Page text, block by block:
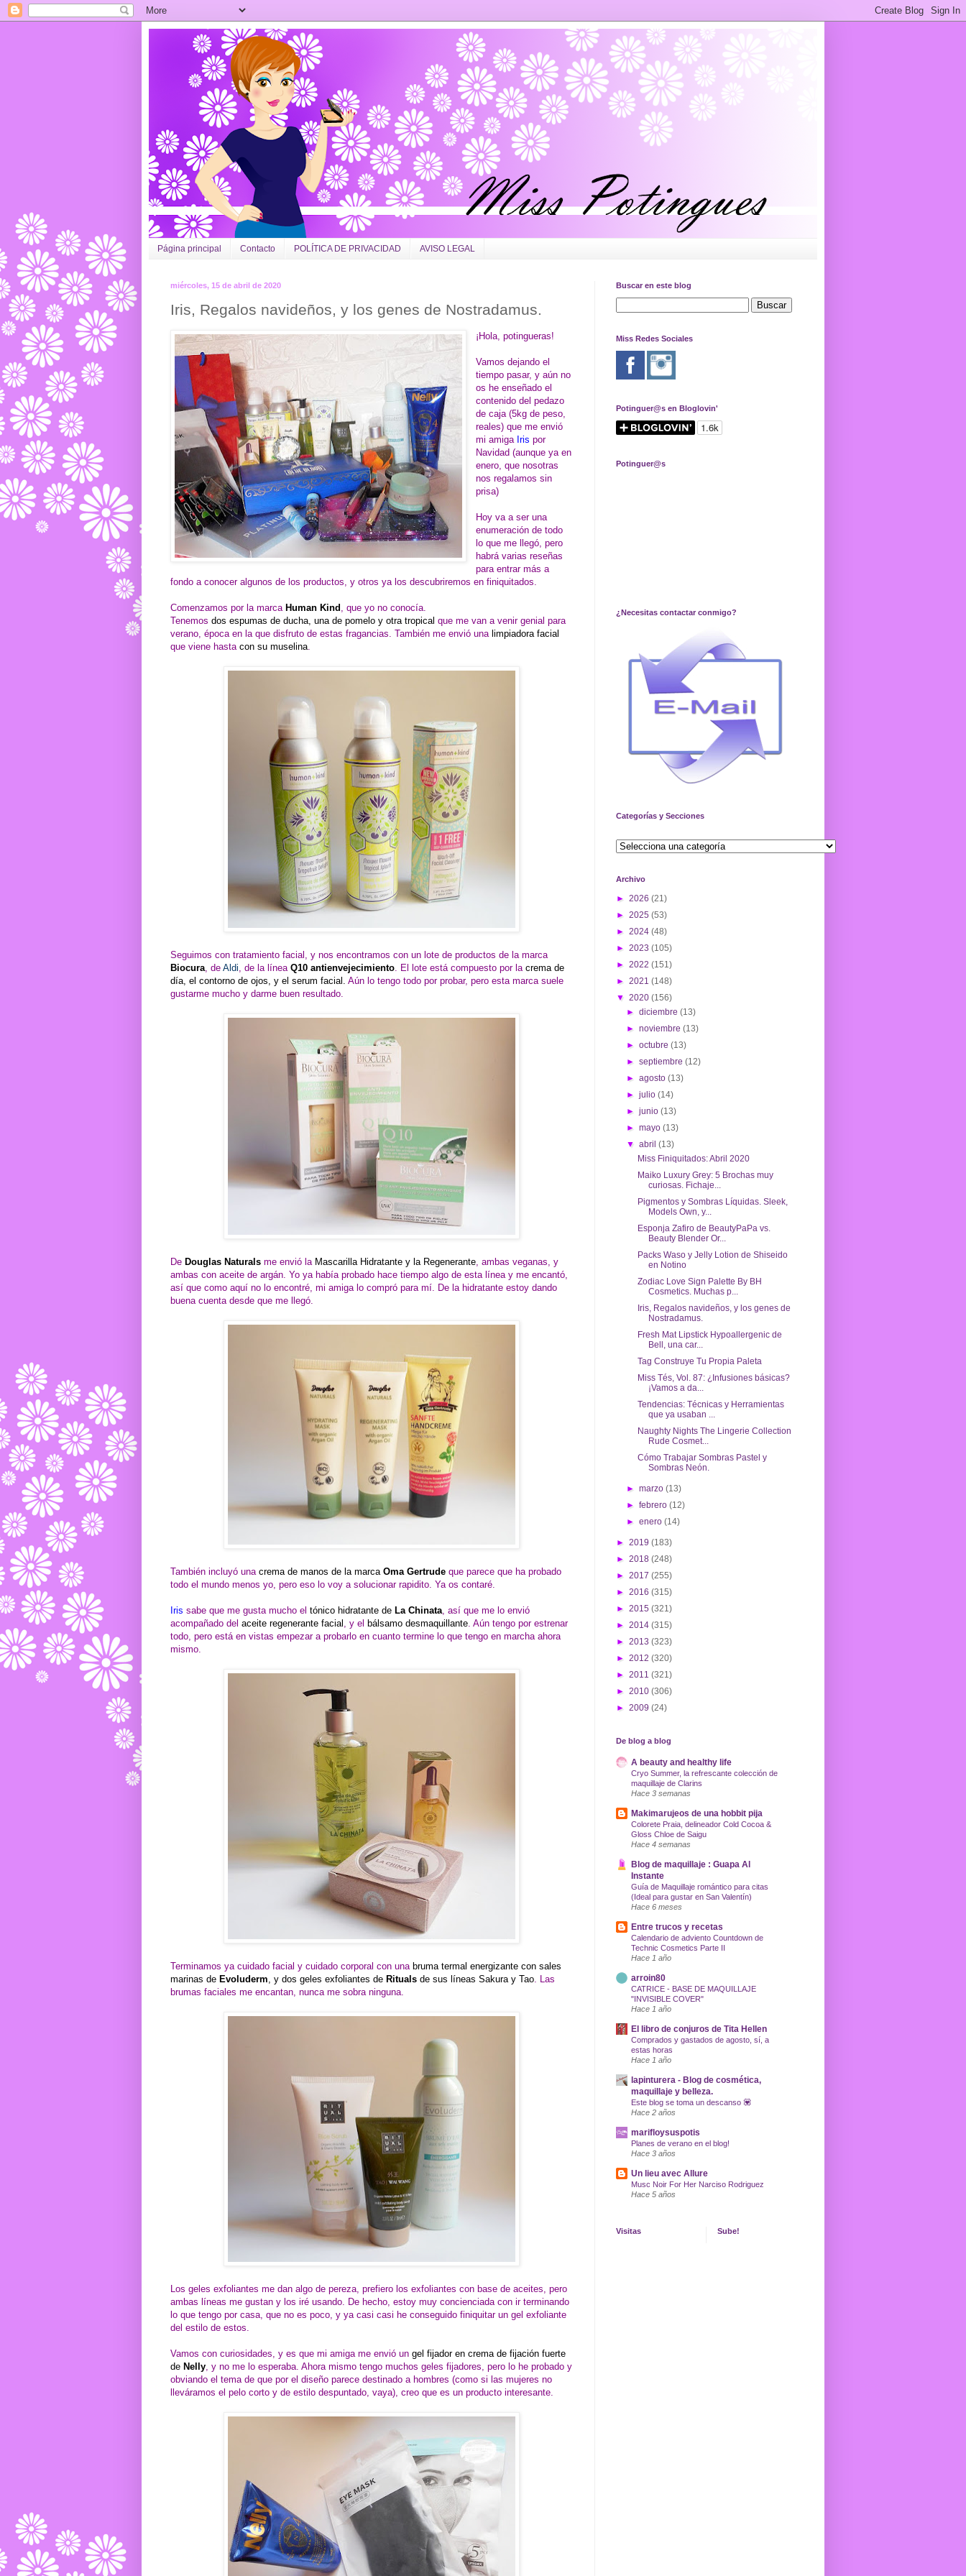
Página principal Contacto POLÍTICA DE PRIVACIDAD AVISO LEGAL
miércoles, 15 de abril de 2020
Iris, Regalos navideños, y los genes de Nostradamus.
¡Hola, potingueras!
Vamos dejando el
tiempo pasar, y aún no
os he enseñado el
contenido del pedazo
de caja (5kg de peso,
reales) que me envió
mi amigaIris por
Navidad (aunque ya en
enero, que nosotras
nos regalamos sin
prisa)
Hoy va a ser una
enumeración de todo
lo que me llegó, pero
habrá varias reseñas
para entrar más a
fondo a conocer algunos de los productos, y otros ya los descubriremos en finiquitados.
Comenzamos por la marca Human Kind , que yo no conocía.
Tenemos dos espumas de ducha, una de pomelo y otra tropical que me van a venir genial para
verano, época en la que disfruto de estas fragancias. También me envió una limpiadora facial
que viene hasta con su muselina.
Seguimos con tratamiento facial, y nos encontramos con un lote de productos de la marca
Biocura, de Aldi, de la líneaQ10 antienvejecimiento. El lote está compuesto por la crema de
día, el contorno de ojos, y el serum facial. Aún lo tengo todo por probar, pero esta marca suele
gustarme mucho y darme buen resultado.
De Douglas Naturals me envió la Mascarilla Hidratante y la Regenerante, ambas veganas, y
ambas con aceite de argán. Yo ya había probado hace tiempo algo de esta línea y me encantó,
así que como aquí no lo encontré, mi amiga lo compró para mí. De la hidratante estoy dando
buena cuenta desde que me llegó.
También incluyó unacrema de manos de la marca Oma Gertrude que parece que ha probado
todo el mundo menos yo, pero eso lo voy a solucionar rapidito. Ya os contaré.
Iris sabe que me gusta mucho el tónico hidratante de La Chinata, así que me lo envió
acompañado del aceite regenerante facial , y el bálsamo desmaquillante. Aún tengo por estrenar
todo, pero está en vistas empezar a probarlo en cuanto termine lo que tengo en marcha ahora
mismo.
Terminamos ya cuidado facial y cuidado corporal con una bruma termal energizante con sales
marinas de Evoluderm, y dos geles exfoliantes de Rituals de sus líneas Sakura y Tao. Las
brumas faciales me encantan, nunca me sobra ninguna.
Los geles exfoliantes me dan algo de pereza, prefiero los exfoliantes con base de aceites, pero
ambas líneas me gustan y los iré usando. De hecho, estoy muy concienciada con ir terminando
lo que tengo por casa, que no es poco, y ya casi casi he conseguido finiquitar un gel exfoliante
del estilo de estos.
Vamos con curiosidades, y es que mi amiga me envió un gel fijador en crema de fijación fuerte
de Nelly, y no me lo esperaba. Ahora mismo tengo muchos geles fijadores, pero lo he probado y
obviando el tema de que por el diseño parece destinado a hombres (como si las mujeres no
lleváramos el pelo corto y de estilo despuntado, vaya), creo que es un producto interesante.
Buscar en este blog
Miss Redes Sociales
Potinguer@s en Bloglovin'
Potinguer@s
¿Necesitas contactar conmigo?
Categorías y Secciones
Archivo
► 2026 (21)
► 2025 (53)
► 2024 (48)
► 2023 (105)
► 2022 (151)
► 2021 (148)
▼ 2020 (156)
►diciembre(13)
►noviembre(13)
►octubre(13)
►septiembre(12)
►agosto(13)
►julio(14)
►junio(13)
►mayo(13)
▼abril(13)
Miss Finiquitados: Abril 2020
Maiko Luxury Grey: 5 Brochas muy
curiosas. Fichaje...
Pigmentos y Sombras Líquidas. Sleek,
Models Own, y...
Esponja Zafiro de BeautyPaPa vs.
Beauty Blender Or...
Packs Waso y Jelly Lotion de Shiseido
en Notino
Zodiac Love Sign Palette By BH
Cosmetics. Muchas p...
Iris, Regalos navideños, y los genes de
Nostradamus.
Fresh Mat Lipstick Hypoallergenic de
Bell, una car...
Tag Construye Tu Propia Paleta
Miss Tés, Vol. 87: ¿Infusiones básicas?
¡Vamos a da...
Tendencias: Técnicas y Herramientas
que ya usaban ...
Naughty Nights The Lingerie Collection
Rude Cosmet...
Cómo Trabajar Sombras Pastel y
Sombras Neón.
►marzo(13)
►febrero(12)
►enero(14)
► 2019 (183)
► 2018 (248)
► 2017 (255)
► 2016 (315)
► 2015 (321)
► 2014 (315)
► 2013 (323)
► 2012 (320)
► 2011 (321)
► 2010 (306)
► 2009 (24)
De blog a blog
A beauty and healthy life
Cryo Summer, la refrescante colección de
maquillaje de Clarins
Hace 3 semanas
Makimarujeos de una hobbit pija
Colorete Praia, delineador Cold Cocoa &
Gloss Chloe de Saigu
Hace 4 semanas
Blog de maquillaje : Guapa Al
Instante
Guía de Maquillaje romántico para citas
(Ideal para gustar en San Valentín)
Hace 6 meses
Entre trucos y recetas
Calendario de adviento Countdown de
Technic Cosmetics Parte II
Hace 1 año
arroin80
CATRICE - BASE DE MAQUILLAJE
"INVISIBLE COVER"
Hace 1 año
El libro de conjuros de Tita Hellen
Comprados y gastados de agosto, sí, a
estas horas
Hace 1 año
lapinturera - Blog de cosmética,
maquillaje y belleza.
Este blog se toma un descanso 💟
Hace 2 años
marifloysuspotis
Planes de verano en el blog!
Hace 3 años
Un lieu avec Allure
Musc Noir For Her Narciso Rodriguez
Hace 5 años
Visitas Sube!